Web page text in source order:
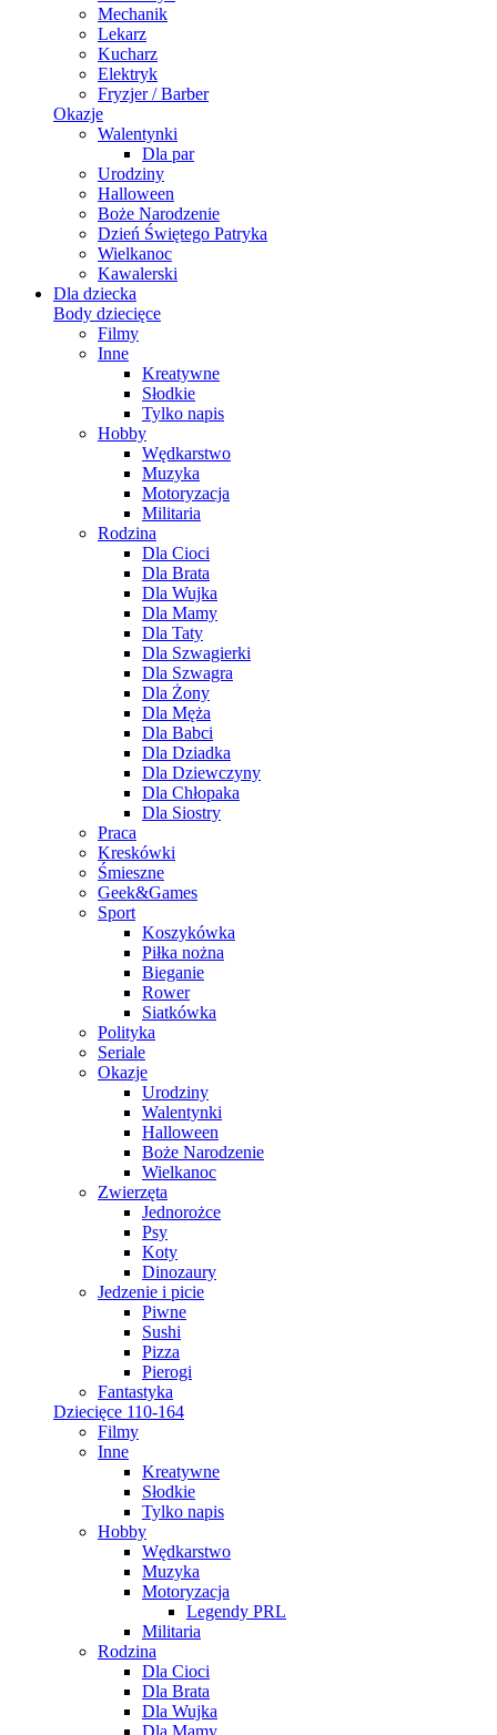
Mechanik
Lekarz
Kucharz
Elektryk
Fryzjer / Barber
Okazje
Walentynki
Dla par
Urodziny
Halloween
Boże Narodzenie
Dzień Świętego Patryka
Wielkanoc
Kawalerski
Dla dziecka
Body dziecięce
Filmy
Inne
Kreatywne
Słodkie
Tylko napis
Hobby
Wędkarstwo
Muzyka
Motoryzacja
Militaria
Rodzina
Dla Cioci
Dla Brata
Dla Wujka
Dla Mamy
Dla Taty
Dla Szwagierki
Dla Szwagra
Dla Żony
Dla Męża
Dla Babci
Dla Dziadka
Dla Dziewczyny
Dla Chłopaka
Dla Siostry
Praca
Kreskówki
Śmieszne
Geek&Games
Sport
Koszykówka
Piłka nożna
Bieganie
Rower
Siatkówka
Polityka
Seriale
Okazje
Urodziny
Walentynki
Halloween
Boże Narodzenie
Wielkanoc
Zwierzęta
Jednorożce
Psy
Koty
Dinozaury
Jedzenie i picie
Piwne
Sushi
Pizza
Pierogi
Fantastyka
Dziecięce 110-164
Filmy
Inne
Kreatywne
Słodkie
Tylko napis
Hobby
Wędkarstwo
Muzyka
Motoryzacja
Legendy PRL
Militaria
Rodzina
Dla Cioci
Dla Brata
Dla Wujka
Dla Mamy